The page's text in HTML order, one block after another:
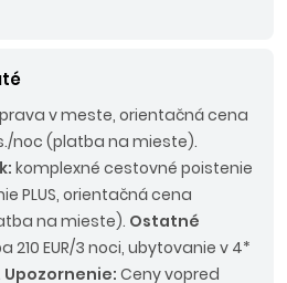
v meste, orientačná cena
noc (platba na mieste).
komplexné cestovné poistenie
PLUS, orientačná cena
na mieste). Ostatné
210 EUR/3 noci, ubytovanie v 4*
Upozornenie: Ceny vopred